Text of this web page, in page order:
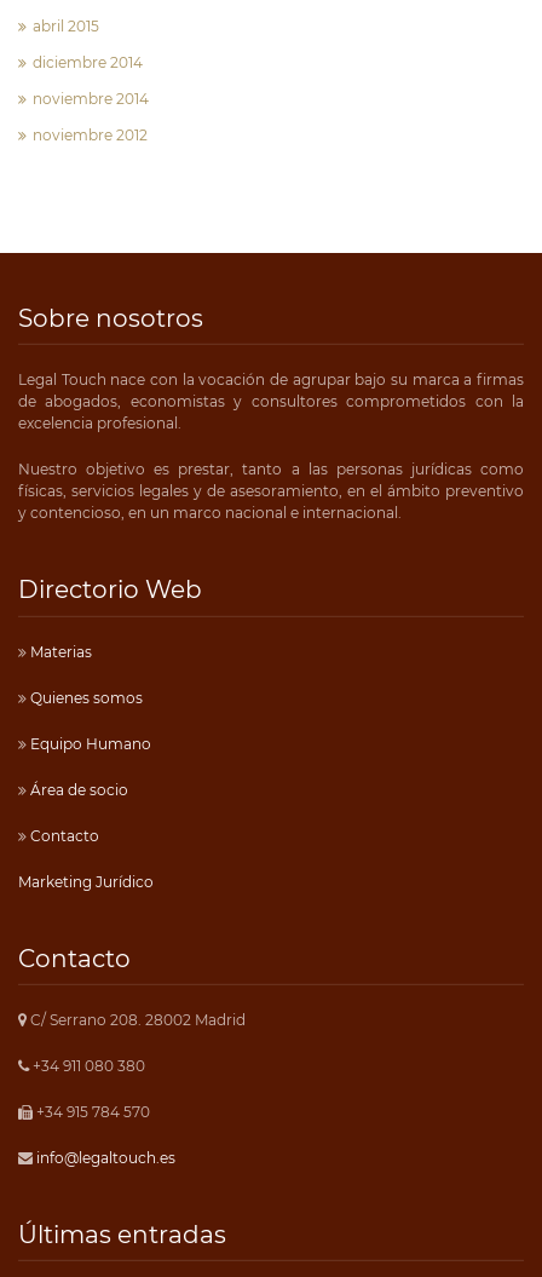
abril 2015
diciembre 2014
noviembre 2014
noviembre 2012
Sobre nosotros
Legal Touch nace con la vocación de agrupar bajo su marca a firmas
de abogados, economistas y consultores comprometidos con la
excelencia profesional.
Nuestro objetivo es prestar, tanto a las personas jurídicas como
físicas, servicios legales y de asesoramiento, en el ámbito preventivo
y contencioso, en un marco nacional e internacional.
Directorio Web
Materias
Quienes somos
Equipo Humano
Área de socio
Contacto
Marketing Jurídico
Contacto
C/ Serrano 208. 28002 Madrid
+34 911 080 380
+34 915 784 570
info@legaltouch.es
Últimas entradas